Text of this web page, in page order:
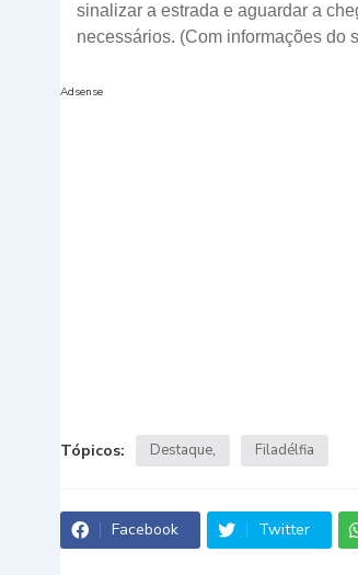
sinalizar a estrada e aguardar a
necessários. (Com informações do
Adsense
Tópicos: Destaque Filadélfia
Facebook Twitter